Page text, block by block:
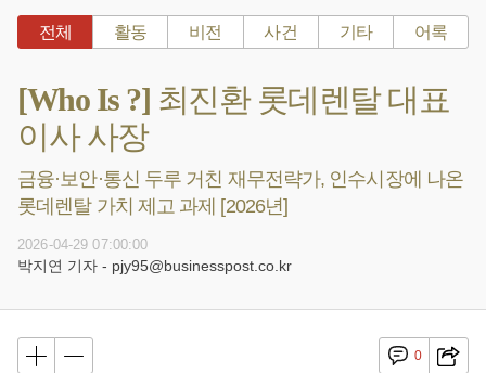
전체 활동 비전 사건 기타 어록
[Who Is ?] 최진환 롯데렌탈 대표
이사 사장
금융·보안·통신 두루 거친 재무전략가, 인수시장에 나온
롯데렌탈 가치 제고 과제 [2026년]
2026-04-29 07:00:00
박지연 기자 - pjy95@businesspost.co.kr
0